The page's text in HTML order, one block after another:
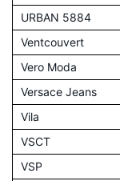
URBAN 5884
Ventcouvert
Vero Moda
Versace Jeans
Vila
VSCT
VSP